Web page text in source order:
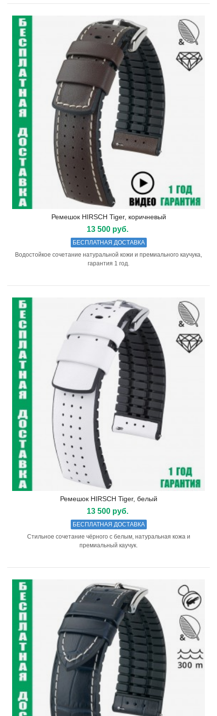
Ремешок HIRSCH Tiger, коричневый
13 500 руб.
БЕСПЛАТНАЯ ДОСТАВКА
Водостойкое сочетание натуральной кожи и премиального каучука,
гарантия 1 год.
Ремешок HIRSCH Tiger, белый
13 500 руб.
БЕСПЛАТНАЯ ДОСТАВКА
Стильное сочетание чёрного с белым, натуральная кожа и
премиальный каучук.